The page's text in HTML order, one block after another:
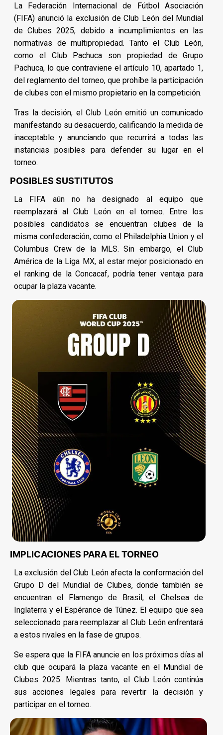
La Federación Internacional de Fútbol Asociación
(FIFA) anunció la exclusión de Club León del Mundial
de Clubes 2025, debido a incumplimientos en las
normativas de multipropiedad. Tanto el Club León,
como el Club Pachuca son propiedad de Grupo
Pachuca, lo que contraviene el artículo 10, apartado 1,
del reglamento del torneo, que prohíbe la participación
de clubes con el mismo propietario en la competición.
Tras la decisión, el Club León emitió un comunicado
manifestando su desacuerdo, calificando la medida de
inaceptable y anunciando que recurrirá a todas las
instancias posibles para defender su lugar en el
torneo.
POSIBLES SUSTITUTOS
La FIFA aún no ha designado al equipo que
reemplazará al Club León en el torneo. Entre los
posibles candidatos se encuentran clubes de la
misma confederación, como el Philadelphia Union y el
Columbus Crew de la MLS. Sin embargo, el Club
América de la Liga MX, al estar mejor posicionado en
el ranking de la Concacaf, podría tener ventaja para
ocupar la plaza vacante.
IMPLICACIONES PARA EL TORNEO
La exclusión del Club León afecta la conformación del
Grupo D del Mundial de Clubes, donde también se
encuentran el Flamengo de Brasil, el Chelsea de
Inglaterra y el Espérance de Túnez. El equipo que sea
seleccionado para reemplazar al Club León enfrentará
a estos rivales en la fase de grupos.
Se espera que la FIFA anuncie en los próximos días al
club que ocupará la plaza vacante en el Mundial de
Clubes 2025. Mientras tanto, el Club León continúa
sus acciones legales para revertir la decisión y
participar en el torneo.